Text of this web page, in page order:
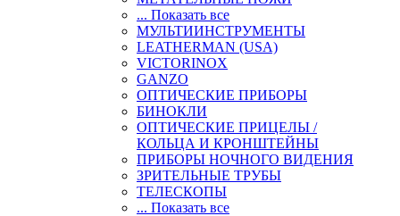
... Показать все
МУЛЬТИИНСТРУМЕНТЫ
LEATHERMAN (USA)
VICTORINOX
GANZO
ОПТИЧЕСКИЕ ПРИБОРЫ
БИНОКЛИ
ОПТИЧЕСКИЕ ПРИЦЕЛЫ /
КОЛЬЦА И КРОНШТЕЙНЫ
ПРИБОРЫ НОЧНОГО ВИДЕНИЯ
ЗРИТЕЛЬНЫЕ ТРУБЫ
ТЕЛЕСКОПЫ
... Показать все